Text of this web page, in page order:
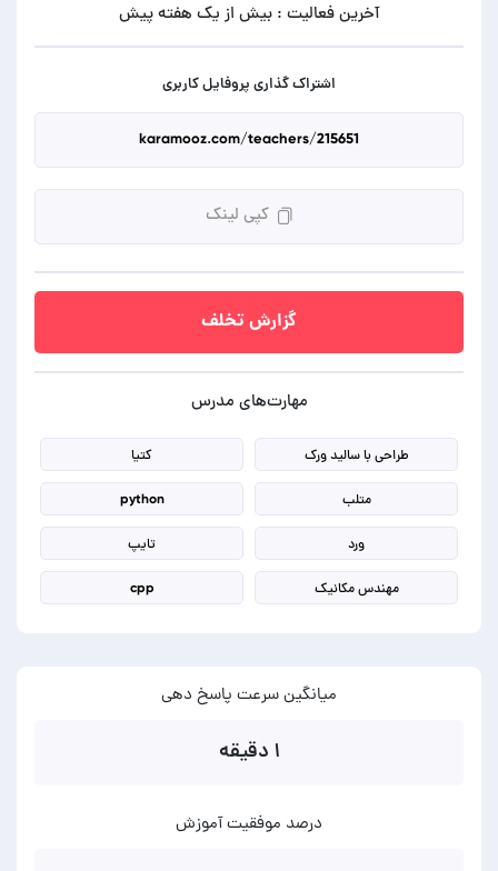
آخرین فعالیت : بیش از یک هفته پیش
اشتراک گذاری پروفایل کاربری
کپی لینک
گزارش تخلف
مهارت‌های مدرس
طراحی با سالید ورک کتیا
متلب python
ورد تایپ
مهندس مکانیک cpp
میانگین سرعت پاسخ دهی
۱ دقیقه
درصد موفقیت آموزش